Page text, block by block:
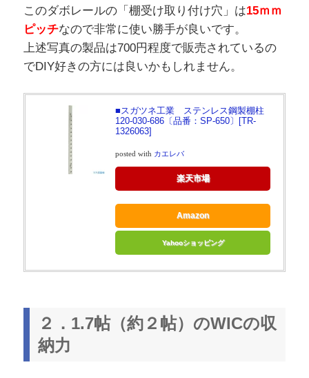
このダボレールの「棚受け取り付け穴」は15ｍｍ
ピッチなので非常に使い勝手が良いです。
上述写真の製品は700円程度で販売されているの
でDIY好きの方には良いかもしれません。
■スガツネ工業 ステンレス鋼製棚柱
120-030-686〔品番：SP-650〕[TR-
1326063]
posted with カエレバ
楽天市場
Amazon
Yahooショッピング
２．1.7帖（約２帖）のWICの収
納力